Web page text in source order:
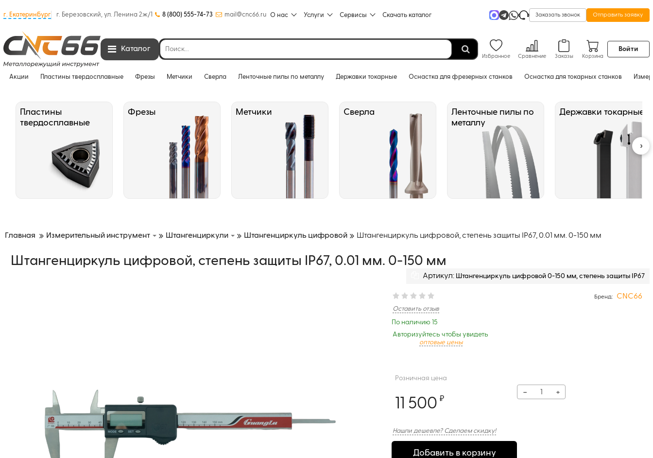
г. Екатеринбург г. Березовский, ул. Ленина 2ж/1 8 (800) 555-74-73 mail@cnc66.ru О нас Услуги Сервисы Скачать каталог Заказать звонок Отправить заявку
Каталог
Избранное Сравнение Заказы Корзина
Войти
Акции Пластины твердосплавные Фрезы Метчики Сверла Ленточные пилы по металлу Державки токарные Оснастка для фрезерных станков Оснастка для токарных станков
Пластины
твердосплавные
Фрезы Метчики Сверла
Ленточные пилы по
металлу
Державки токарные
Главная Измерительный инструмент Штангенциркули Штангенциркуль цифровой Штангенциркуль цифровой, степень защиты IP67, 0.01 мм. 0-150 мм
Штангенциркуль цифровой, степень защиты IP67, 0.01 мм. 0-150 мм
Артикул: Штангенциркуль цифровой 0-150 мм, степень защиты IP67
Бренд: CNC66
Оставить отзыв
По наличию 15
Авторизуйтесь чтобы увидеть
оптовые цены
Розничная цена
11 500 ₽
− +
Нашли дешевле? Сделаем скидку!
Добавить в корзину